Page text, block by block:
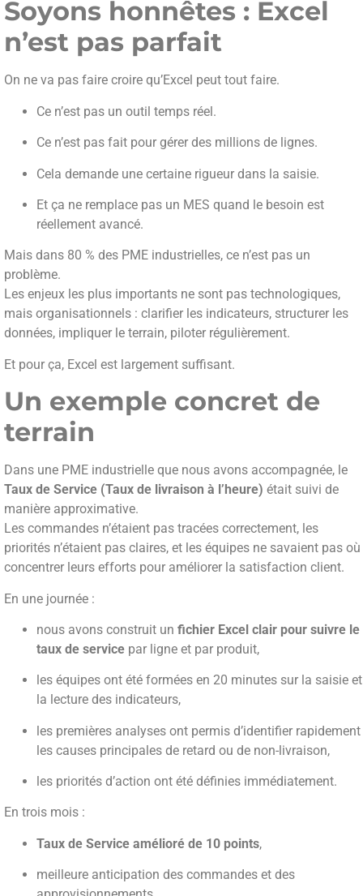
Soyons honnêtes : Excel
n’est pas parfait
On ne va pas faire croire qu’Excel peut tout faire.
Ce n’est pas un outil temps réel.
Ce n’est pas fait pour gérer des millions de lignes.
Cela demande une certaine rigueur dans la saisie.
Et ça ne remplace pas un MES quand le besoin est
réellement avancé.
Mais dans 80 % des PME industrielles, ce n’est pas un
problème.
Les enjeux les plus importants ne sont pas technologiques,
mais organisationnels : clarifier les indicateurs, structurer les
données, impliquer le terrain, piloter régulièrement.
Et pour ça, Excel est largement suffisant.
Un exemple concret de
terrain
Dans une PME industrielle que nous avons accompagnée, le
Taux de Service (Taux de livraison à l’heure) était suivi de
manière approximative.
Les commandes n’étaient pas tracées correctement, les
priorités n’étaient pas claires, et les équipes ne savaient pas où
concentrer leurs efforts pour améliorer la satisfaction client.
En une journée :
nous avons construit un fichier Excel clair pour suivre le
taux de service par ligne et par produit,
les équipes ont été formées en 20 minutes sur la saisie et
la lecture des indicateurs,
les premières analyses ont permis d’identifier rapidement
les causes principales de retard ou de non-livraison,
les priorités d’action ont été définies immédiatement.
En trois mois :
Taux de Service amélioré de 10 points,
meilleure anticipation des commandes et des